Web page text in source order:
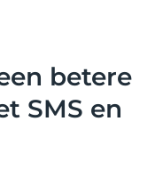
betere
SMS en